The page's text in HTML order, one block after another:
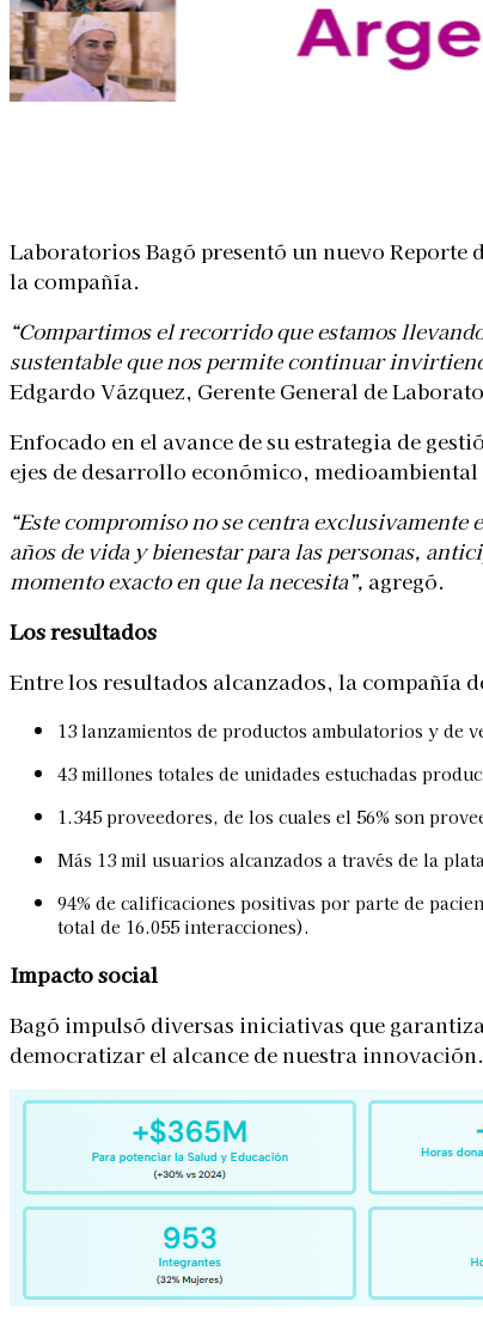
Laboratorios Bagó presentó un nuevo
la compañía.
“Compartimos el recorrido que estamos
sustentable que nos permite continuar
Edgardo Vázquez, Gerente General de
Enfocado en el avance de su estrategia de
ejes de desarrollo económico,
“Este compromiso no se centra
años de vida y bienestar para las personas,
momento exacto en que la necesita”, agregó.
Los resultados
Entre los resultados alcanzados, la compañía
13 lanzamientos de productos ambulatorios y
43 millones totales de unidades estuchadas
1.345 proveedores, de los cuales el 56% son
Más 13 mil usuarios alcanzados a través de la
94% de calificaciones positivas por parte de
total de 16.055 interacciones).
Impacto social
Bagó impulsó diversas iniciativas que
democratizar el alcance de nuestra innovación.